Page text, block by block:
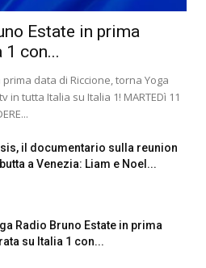
Estate in prima
con...
data di Riccione, torna Yoga
in tutta Italia su Italia 1! MARTEDì 11
il documentario sulla reunion
a Venezia: Liam e Noel...
Radio Bruno Estate in prima
su Italia 1 con...